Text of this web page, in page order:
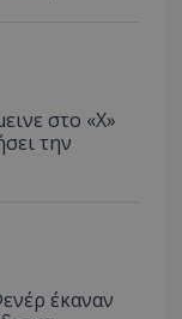
στο «Χ»
την
έκαναν